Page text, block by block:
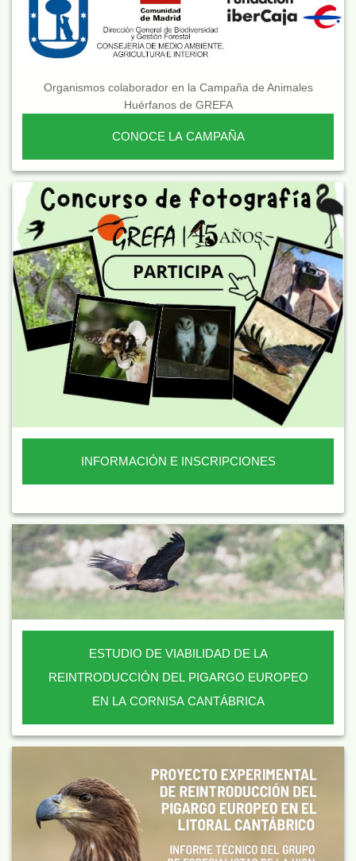
Organismos colaborador en la Campaña de Animales
Huérfanos de GREFA
CONOCE LA CAMPAÑA
INFORMACIÓN E INSCRIPCIONES
ESTUDIO DE VIABILIDAD DE LA
REINTRODUCCIÓN DEL PIGARGO EUROPEO
EN LA CORNISA CANTÁBRICA